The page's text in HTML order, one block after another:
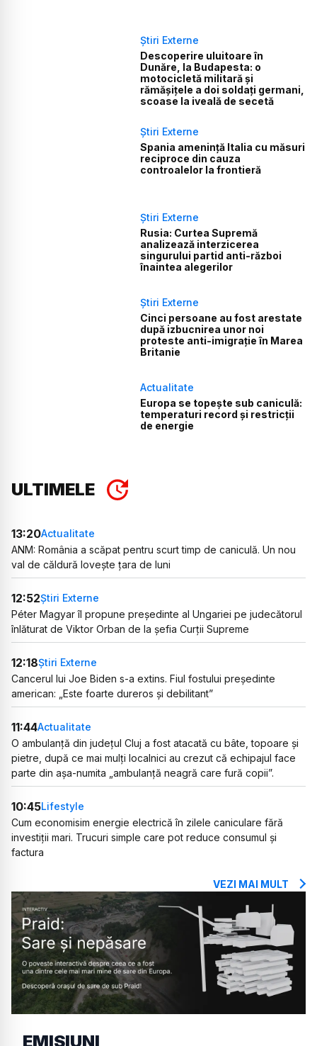
Știri Externe
Descoperire uluitoare în
Dunăre, la Budapesta: o
motocicletă militară și
rămășițele a doi soldați germani,
scoase la iveală de secetă
Știri Externe
Spania amenință Italia cu măsuri
reciproce din cauza
controalelor la frontieră
Știri Externe
Rusia: Curtea Supremă
analizează interzicerea
singurului partid anti-război
înaintea alegerilor
Știri Externe
Cinci persoane au fost arestate
după izbucnirea unor noi
proteste anti-imigrație în Marea
Britanie
Actualitate
Europa se topește sub caniculă:
temperaturi record și restricții
de energie
ULTIMELE
13:20Actualitate
ANM: România a scăpat pentru scurt timp de caniculă. Un nou
val de căldură lovește țara de luni
12:52Știri Externe
Péter Magyar îl propune președinte al Ungariei pe judecătorul
înlăturat de Viktor Orban de la șefia Curții Supreme
12:18Știri Externe
Cancerul lui Joe Biden s-a extins. Fiul fostului președinte
american: „Este foarte dureros și debilitant”
11:44Actualitate
O ambulanță din județul Cluj a fost atacată cu bâte, topoare și
pietre, după ce mai mulți localnici au crezut că echipajul face
parte din așa-numita „ambulanță neagră care fură copii”.
10:45Lifestyle
Cum economisim energie electrică în zilele caniculare fără
investiții mari. Trucuri simple care pot reduce consumul și
factura
VEZI MAI MULT
EMISIUNI